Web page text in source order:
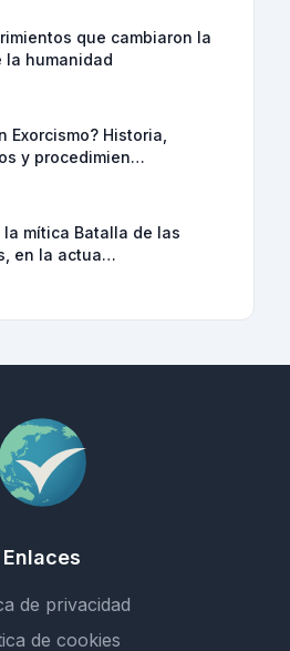
que cambiaron la
la humanidad
Exorcismo? Historia,
y procedimien…
la mítica Batalla de las
en la actua…
Enlaces
de privacidad
de cookies